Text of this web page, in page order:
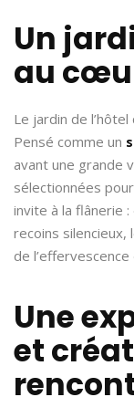
Un
au
Le jardin de
Pensé comme un
avant une grande
sélectionnées
invite à la flânerie
recoins silencieux,
de l’effervescence
Une
et